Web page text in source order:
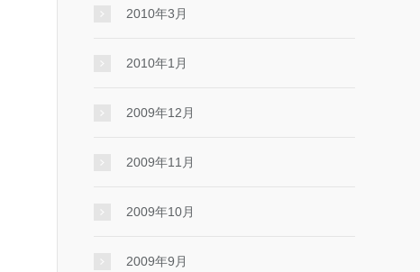
2010年3月
2010年1月
2009年12月
2009年11月
2009年10月
2009年9月